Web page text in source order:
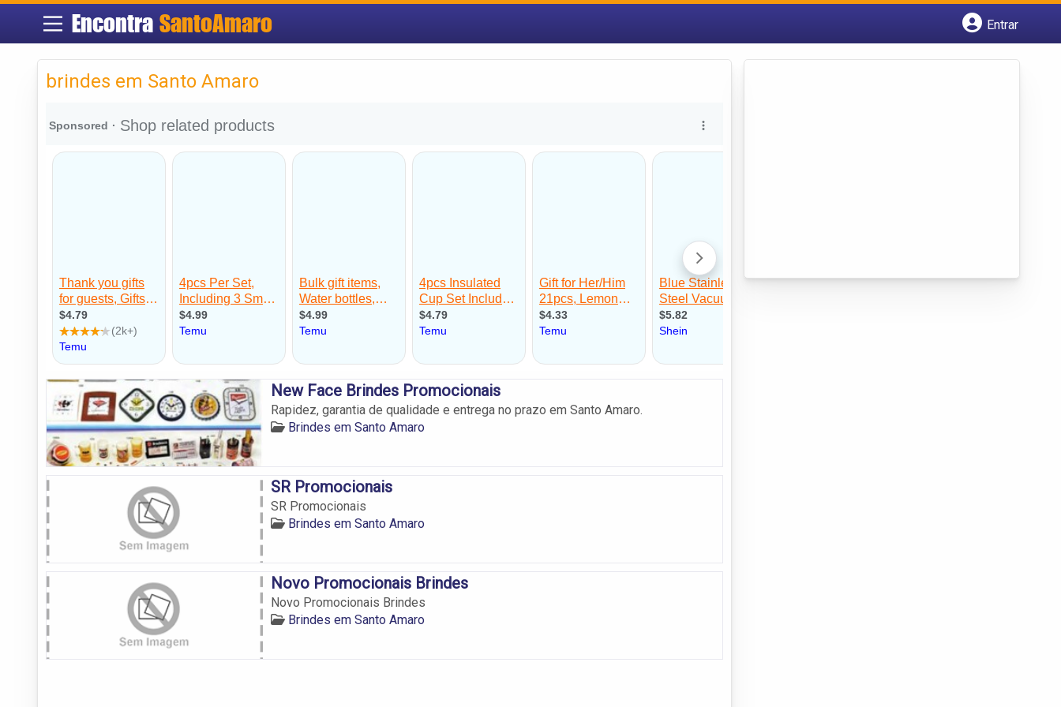
Encontra SantoAmaro
Entrar
brindes em Santo Amaro
New Face Brindes Promocionais
Rapidez, garantia de qualidade e entrega no prazo em Santo Amaro.
Brindes em Santo Amaro
SR Promocionais
SR Promocionais
Brindes em Santo Amaro
Novo Promocionais Brindes
Novo Promocionais Brindes
Brindes em Santo Amaro